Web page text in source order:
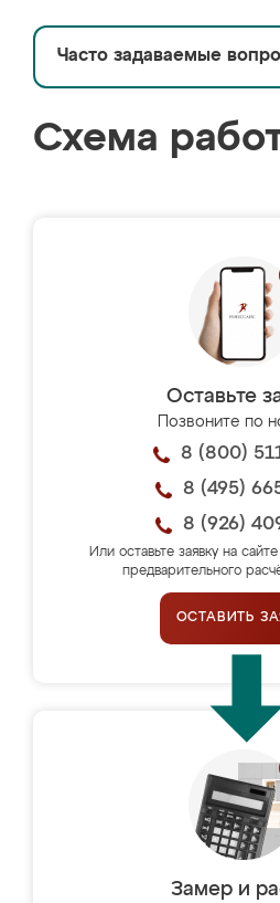
Часто задаваемые
Схема
Оставьте
Позвоните по
8 (800)
8 (495)
8 (926)
Или оставьте заявку на
предварительного
ОСТАВИТЬ
Замер и